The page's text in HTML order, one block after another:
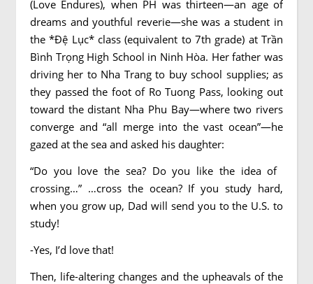
(Love Endures), when PH was thirteen—an age of
dreams and youthful reverie—she was a student in
the *Đệ Lục* class (equivalent to 7th grade) at Trần
Bình Trọng High School in Ninh Hòa. Her father was
driving her to Nha Trang to buy school supplies; as
they passed the foot of Ro Tuong Pass, looking out
toward the distant Nha Phu Bay—where two rivers
converge and “all merge into the vast ocean”—he
gazed at the sea and asked his daughter:
“Do you love the sea? Do you like the idea of ​​
crossing…” …cross the ocean? If you study hard,
when you grow up, Dad will send you to the U.S. to
study!
-Yes, I’d love that!
Then, life-altering changes and the upheavals of the